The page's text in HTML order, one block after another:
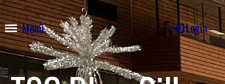
Menü Login